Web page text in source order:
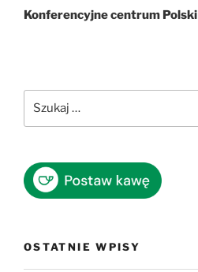
wpis
Konferencyjne centrum Polski
OSTATNIE WPISY